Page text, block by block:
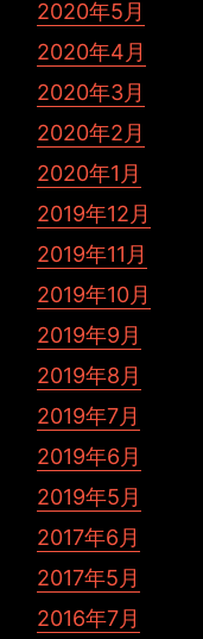
2020年5月
2020年4月
2020年3月
2020年2月
2020年1月
2019年12月
2019年11月
2019年10月
2019年9月
2019年8月
2019年7月
2019年6月
2019年5月
2017年6月
2017年5月
2016年7月